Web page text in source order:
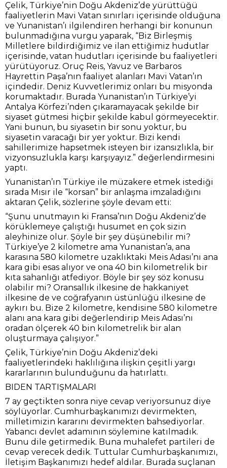
Çelik, Türkiye’nin Doğu Akdeniz’de yürüttüğü
faaliyetlerin Mavi Vatan sınırları içerisinde olduğuna
ve Yunanistan’ı ilgilendiren herhangi bir konunun
bulunmadığına vurgu yaparak, “Biz Birleşmiş
Milletlere bildirdiğimiz ve ilan ettiğimiz hudutlar
içerisinde, vatan hudutları içerisinde bu faaliyetleri
yürütüyoruz. Oruç Reis, Yavuz ve Barbaros
Hayrettin Paşa’nın faaliyet alanları Mavi Vatan’ın
içindedir. Deniz Kuvvetlerimiz onları bu misyonda
korumaktadır. Burada Yunanistan’ın Türkiye’yi
Antalya Körfezi’nden çıkaramayacak şekilde bir
siyaset gütmesi hiçbir şekilde kabul görmeyecektir.
Yani bunun, bu siyasetin bir sonu yoktur, bu
siyasetin varacağı bir yer yoktur. Bizi kendi
sahillerimize hapsetmek isteyen bir izansızlıkla, bir
vizyonsuzlukla karşı karşıyayız.” değerlendirmesini
yaptı.
Yunanistan’ın Türkiye ile müzakere etmek istediği
sırada Mısır ile “korsan” bir anlaşma imzaladığını
aktaran Çelik, sözlerine şöyle devam etti:
“Şunu unutmayın ki Fransa’nın Doğu Akdeniz’de
körüklemeye çalıştığı husumet en çok sizin
aleyhinize olur. Şöyle bir şey düşünebilir mi?
Türkiye’ye 2 kilometre ama Yunanistan’a, ana
karasına 580 kilometre uzaklıktaki Meis Adası’nı ana
kara gibi esas alıyor ve ona 40 bin kilometrelik bir
kıta sahanlığı atfediyor. Böyle bir şey söz konusu
olabilir mi? Oransallık ilkesine de hakkaniyet
ilkesine de ve coğrafyanın üstünlüğü ilkesine de
aykırı bu. Bize 2 kilometre, kendisine 580 kilometre
alanı ana kara gibi değerlendirip Meis Adası’nı
oradan ölçerek 40 bin kilometrelik bir alan
oluşturmaya çalışıyor.”
Çelik, Türkiye’nin Doğu Akdeniz’deki
faaliyetlerindeki haklılığına ilişkin çeşitli yargı
kararlarının bulunduğunu da hatırlattı.
BIDEN TARTIŞMALARI
7 ay geçtikten sonra niye cevap veriyorsunuz diye
söylüyorlar. Cumhurbaşkanımızı devirmekten,
milletimizin kararını devirmekten bahsediyorlar.
Yabancı devlet adamının söylemine katılmadık.
Bunu dile getirmedik. Buna muhalefet partileri de
cevap verecek dedik. Tuttular Cumhurbaşkanımızı,
İletişim Başkanımızı hedef aldılar. Burada suçlanan